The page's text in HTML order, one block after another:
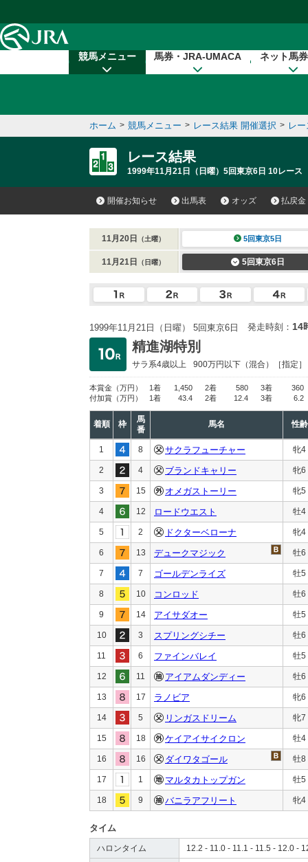
競馬メニュー 馬券・JRA-UMACA ネット馬
ホーム > 競馬メニュー > レース結果 開催選択 > レ
レース結果
1999年11月21日（日曜）5回東京6日 10レース
開催お知らせ 出馬表 オッズ 払戻金
11月20日 （土曜） 5回東京5日
11月21日 （日曜） 5回東京6日
1999年11月21日（日曜） 5回東京6日 発走時刻： 14
精進湖特別
サラ系4歳以上 900万円以下 （混合）［指定］
本賞金 （万円） 1着 1,450 2着 580 3着
360
付加賞 （万円） 1着 43.4 2着 12.4 3着 6.2
着順 枠
馬
番
馬名 性齢
1 8 サクラフューチャー 牝4
2 4 ブランドキャリー 牝6
3 15 オメガストーリー 牝5
4 12 ロードウエスト 牡4
5 2 ドクターベローナ 牝4
6 13 デュークマジック 牡6
7 7 ゴールデンライズ 牡5
8 10 コンロッド 牡6
9 14 アイサダオー 牡5
10 3 スプリングシチー 牡6
11 6 ファインバレイ 牡5
12 11 アイアムダンディー 牡6
13 17 ラノビア 牝6
14 5 リンガスドリーム 牝7
15 18 ケイアイサイクロン 牡4
16 16 ダイワタゴール 牡8
17 1 マルタカトップガン 牡5
18 9 バニラアフリート 牝4
タイム
ハロンタイム 12.2 - 11.0 - 11.1 - 11.5 - 12.0 -